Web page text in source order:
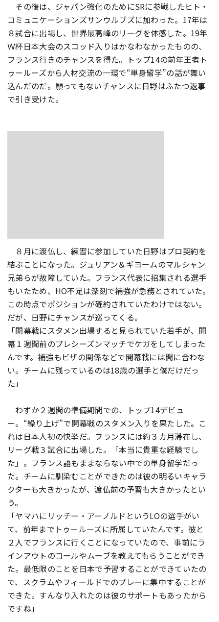
その後は、ジャパン強化のためにSRに参戦したヒト・
コミュニケーションズサンウルブズに加わった。17年は
８試合に出場し、世界最高峰のリーグを体感した。19年
Ｗ杯日本大会のスコッド入りはかなわなかったものの、
フランス行きのチャンスを得た。トップ14の前年王者ト
ゥールーズから人材交流の一環で“単身留学”の話が舞い
込んだのだ。願ってもないチャンスに日野はふたつ返事
で引き受けた。
８月に渡仏し、練習に参加していた日野はプロ契約を
結ぶことになった。ジュリアン＆ギヨームのマルシャン
兄弟らが故障していた。フランス代表に招集される選手
もいたため、HO不足は深刻で補強が急務とされていた。
この時点でポジションが確約されていたわけではない。
だが、日野にチャンスが巡ってくる。
「開幕戦にスタメン出場すると見られていた若手が、開
幕１週間前のプレシーズンマッチでケガをしてしまった
んです。補強もビザの関係などで開幕戦には間に合わな
い。チームに残っているのは18歳の選手と僕だけだっ
た」
わずか２週間の準備期間での、トップ14デビュ
ー。“繰り上げ”で開幕戦のスタメン入りを果たした。こ
れは日本人初の快挙だ。フランスには約３カ月滞在し、
リーグ戦３試合に出場した。「本当に貴重な経験でし
た」。フランス語もままならない中での単身留学だっ
た。チームに馴染むことができたのは彼の明るいキャラ
クターも大きかったが、渡仏前の予習も大きかったとい
う。
「ヤマハにリッチー・アーノルドというLOの選手がい
て、前年までトゥールーズに所属していたんです。彼と
２人でフランスに行くことになっていたので、事前にラ
インアウトのコールやムーブを教えてもらうことができ
た。最低限のことを日本で予習することができていたの
で、スクラムやフィールドでのプレーに集中することが
できた。すんなり入れたのは彼のサポートもあったから
ですね」